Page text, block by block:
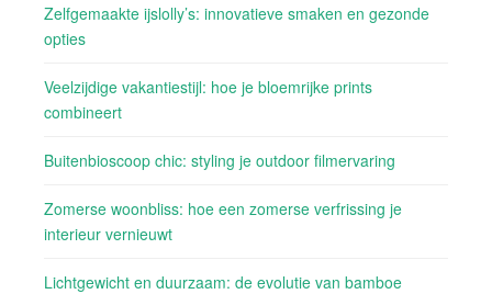
Zelfgemaakte ijslolly’s: innovatieve smaken en gezonde
opties
Veelzijdige vakantiestijl: hoe je bloemrijke prints
combineert
Buitenbioscoop chic: styling je outdoor filmervaring
Zomerse woonbliss: hoe een zomerse verfrissing je
interieur vernieuwt
Lichtgewicht en duurzaam: de evolutie van bamboe